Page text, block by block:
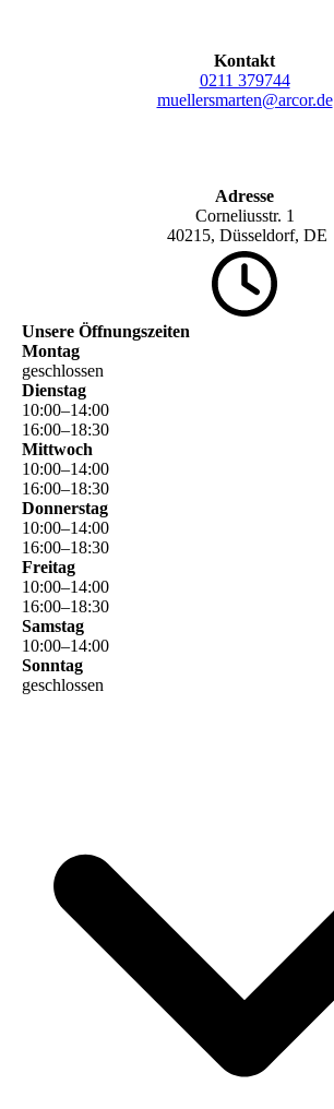
Kontakt
0211 379744
muellersmarten@arcor.de
Adresse
Corneliusstr. 1
40215, Düsseldorf, DE
Unsere Öffnungszeiten
Montag
geschlossen
Dienstag
10:00–14:00
16:00–18:30
Mittwoch
10:00–14:00
16:00–18:30
Donnerstag
10:00–14:00
16:00–18:30
Freitag
10:00–14:00
16:00–18:30
Samstag
10:00–14:00
Sonntag
geschlossen